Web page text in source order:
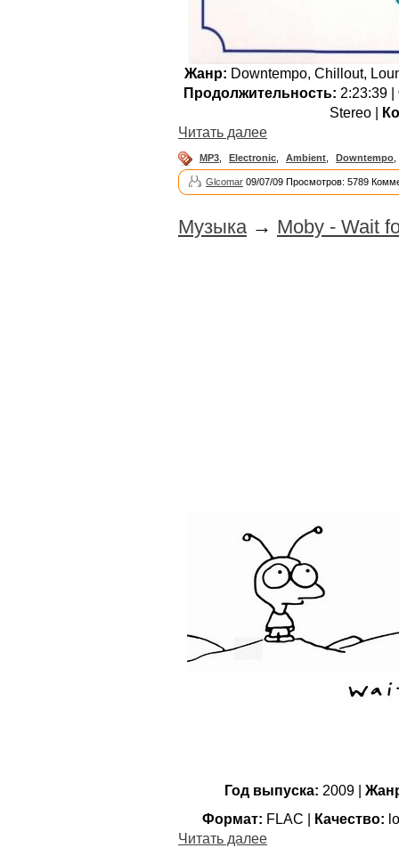
Жанр: Downtempo, Chillout,
Продолжительность: 2:23:39 |
Stereo |
Читать далее
MP3 Electronic Ambient Downtempo
Glcomar 09/07/09 Просмотров: 5789
Музыка → Moby - Wait
Год выпуска: 2009 |
Формат: FLAC | Качество:
Читать далее